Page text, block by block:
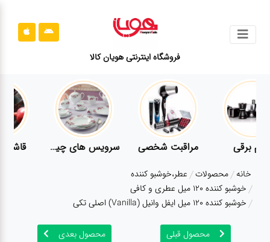
فروشگاه اینترنتی هویان کالا
محصولات
قوانین
سایت
ارتباط
باما
درباره
ما
لوازم برقی مراقبت شخصی سرویس های چینی زرین
خانه محصولات عطر،خوشبو کننده
خوشبو کننده 120 میل عطری و کافی
خوشبو کننده 120 میل ایفل وانیل (Vanilla) اصلی تکی
محصول قبلی محصول بعدی